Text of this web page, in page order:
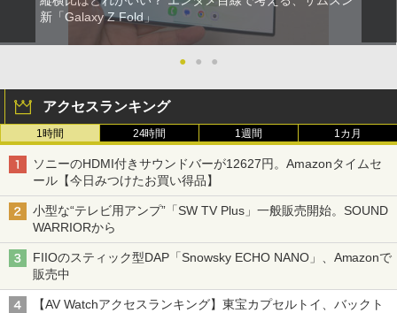
新「Galaxy Z Fold」
● ● ●
アクセスランキング
1時間 24時間 1週間 1カ月
ソニーのHDMI付きサウンドバーが12627円。Amazonタイムセ
ール【今日みつけたお買い得品】
小型な“テレビ用アンプ”「SW TV Plus」一般販売開始。SOUND
WARRIORから
FIIOのスティック型DAP「Snowsky ECHO NANO」、Amazonで
販売中
【AV Watchアクセスランキング】東宝カプセルトイ、バックト